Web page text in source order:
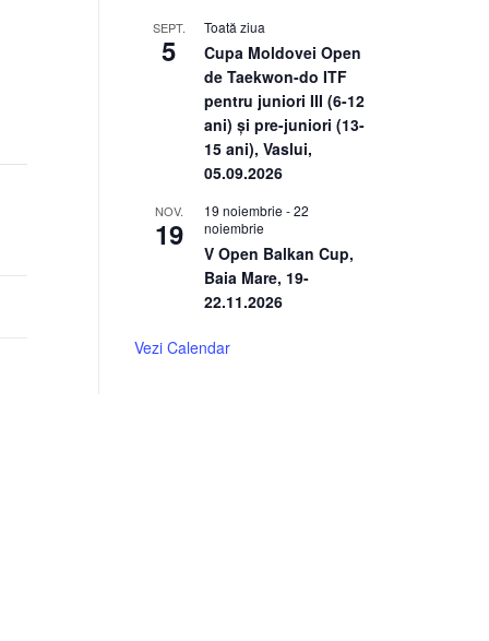
SEPT.
5
Toată ziua
Cupa Moldovei Open
de Taekwon-do ITF
pentru juniori III (6-12
ani) și pre-juniori (13-
15 ani), Vaslui,
05.09.2026
NOV.
19
19 noiembrie -22
noiembrie
V Open Balkan Cup,
Baia Mare, 19-
22.11.2026
Vezi Calendar